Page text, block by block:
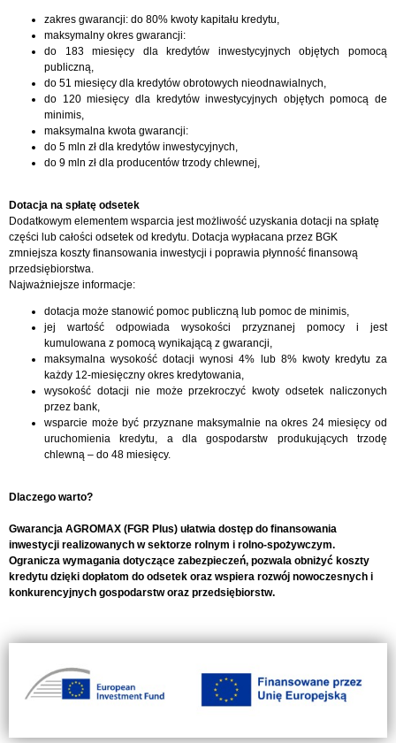
zakres gwarancji: do 80% kwoty kapitału kredytu,
maksymalny okres gwarancji:
do 183 miesięcy dla kredytów inwestycyjnych objętych pomocą
publiczną,
do 51 miesięcy dla kredytów obrotowych nieodnawialnych,
do 120 miesięcy dla kredytów inwestycyjnych objętych pomocą de
minimis,
maksymalna kwota gwarancji:
do 5 mln zł dla kredytów inwestycyjnych,
do 9 mln zł dla producentów trzody chlewnej,
Dotacja na spłatę odsetek
Dodatkowym elementem wsparcia jest możliwość uzyskania dotacji na spłatę
części lub całości odsetek od kredytu. Dotacja wypłacana przez BGK
zmniejsza koszty finansowania inwestycji i poprawia płynność finansową
przedsiębiorstwa.
Najważniejsze informacje:
dotacja może stanowić pomoc publiczną lub pomoc de minimis,
jej wartość odpowiada wysokości przyznanej pomocy i jest
kumulowana z pomocą wynikającą z gwarancji,
maksymalna wysokość dotacji wynosi 4% lub 8% kwoty kredytu za
każdy 12-miesięczny okres kredytowania,
wysokość dotacji nie może przekroczyć kwoty odsetek naliczonych
przez bank,
wsparcie może być przyznane maksymalnie na okres 24 miesięcy od
uruchomienia kredytu, a dla gospodarstw produkujących trzodę
chlewną – do 48 miesięcy.
Dlaczego warto?
Gwarancja AGROMAX (FGR Plus) ułatwia dostęp do finansowania
inwestycji realizowanych w sektorze rolnym i rolno-spożywczym.
Ogranicza wymagania dotyczące zabezpieczeń, pozwala obniżyć koszty
kredytu dzięki dopłatom do odsetek oraz wspiera rozwój nowoczesnych i
konkurencyjnych gospodarstw oraz przedsiębiorstw.